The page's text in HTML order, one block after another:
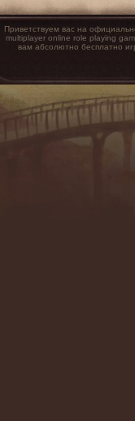
Приветствуем вас на
multiplayer online role playing
вам абсолютно бесплатно